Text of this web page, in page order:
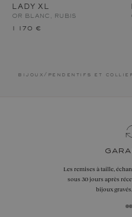
LADY XL
OR BLANC, RUBIS
1 170 €
bijoux / pendentifs et
Les remises à taille,
sous 30 jours après
bijoux